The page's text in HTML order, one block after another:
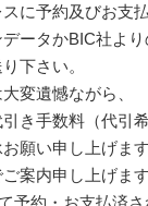
に予約及びお支
データかBIC社よ
下さい。
変遺憾ながら、
き手数料（代引
願い申し上げます
案内申し上げます
予約・お支払済